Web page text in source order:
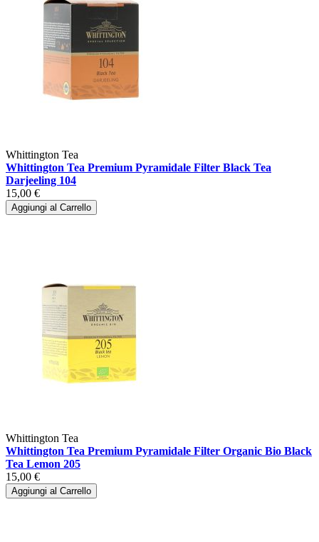
Whittington Tea
Whittington Tea Premium Pyramidale Filter Black Tea
Darjeeling 104
15,00 €
Aggiungi al Carrello
Whittington Tea
Whittington Tea Premium Pyramidale Filter Organic Bio Black
Tea Lemon 205
15,00 €
Aggiungi al Carrello